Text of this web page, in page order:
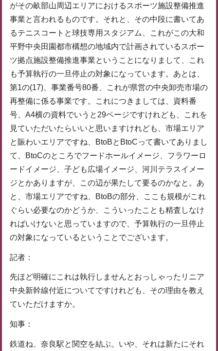
がその畝部山周辺エリアにおけるスポーツ施設整備推進
事業と言われるものです。それと、その中段に書いてあ
るテニスコートと球技専用スタジアム、これがこの大和
平野中央田園都市構想の地域内で計画されているスポー
ツ拠点施設整備推進事業ということになりまして、これ
も予算執行の一旦停止の対象になっています。あとは、
第1の(17)、事業番号80番、これが県営の中央卸売市場の
再整備に係る事業です。これにつきましては、資料番
号、A4横の資料でいうと29ページですけれども、これを
見ていただいたらいいと思いますけれども、市場エリア
と賑わいエリアですね、BtoBとBtoCって書いてありまし
て、BtoCのところでフードホールイメージ、フラワーロ
ードイメージ、子ども広場イメージ、河川テラスイメー
ジとかありますが、この辺が果たして要るのかなと。あ
と、市場エリアですね、BtoBの部分、ここも規模がこれ
ぐらい必要なのかどうか、こういったことも精査しなけ
ればいけないと思っていますので、予算執行の一旦停止
の対象になっているということでございます。
記者：
先ほど明確にこれは執行しませんとおっしゃったリニア
中央新幹線付近についてですけれども、その理由を教え
ていただけますか。
知事：
鉄道ね、奈良駅と関空を結ぶ。いや、それは新たにそれ